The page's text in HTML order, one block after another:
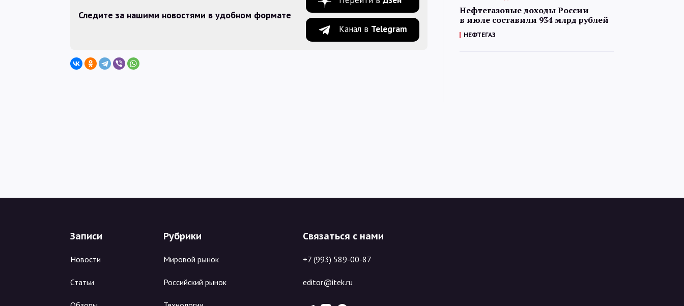
Следите за нашими новостями в удобном формате
Канал в Telegram
Нефтегазовые доходы России
в июле составили 934 млрд рублей
НЕФТЕГАЗ
Записи
Новости
Статьи
Рубрики
Мировой рынок
Российский рынок
Связаться с нами
+7 (993) 589-00-87
editor@itek.ru